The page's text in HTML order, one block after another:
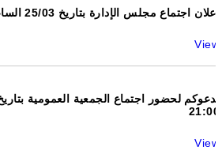
اعلان اجتماع مجلس الإدارة بتاريخ 25/03 الساعة 22:00
View
21:00
View